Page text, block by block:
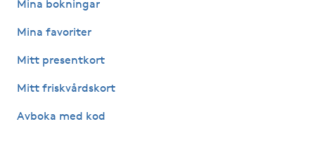
Funktionsanalys
Föning
Mina bokningar
Mina favoriter
Mitt presentkort
Mitt friskvårdskort
Avboka med kod